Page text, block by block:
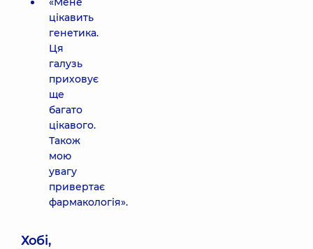
цікавить
генетика.
Ця
галузь
приховує
ще
багато
цікавого.
Також
мою
увагу
привертає
фармакологія».
Хобі,